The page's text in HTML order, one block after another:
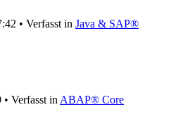
• Verfasst in Java & SAP®
Verfasst in ABAP® Core